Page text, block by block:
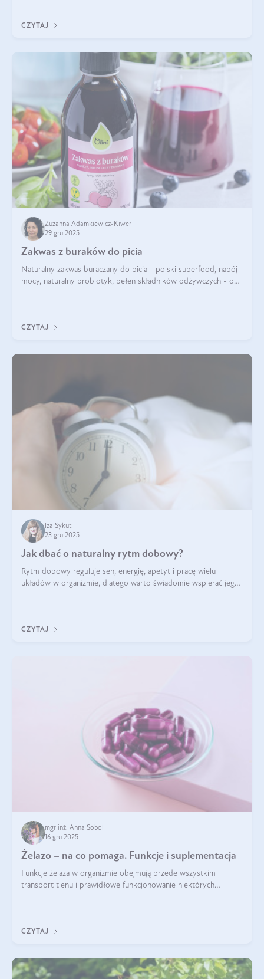
CZYTAJ
Zuzanna Adamkiewicz-Kiwer
29 gru 2025
Zakwas z buraków do picia
Naturalny zakwas buraczany do picia - polski superfood, napój
mocy, naturalny probiotyk, pełen składników odżywczych - o
CZYTAJ
Iza Sykut
23 gru 2025
Jak dbać o naturalny rytm dobowy?
Rytm dobowy reguluje sen, energię, apetyt i pracę wielu
układów w organizmie, dlatego warto świadomie wspierać jego
CZYTAJ
mgr inż. Anna Sobol
16 gru 2025
Żelazo – na co pomaga. Funkcje i suplementacja
Funkcje żelaza w organizmie obejmują przede wszystkim
transport tlenu i prawidłowe funkcjonowanie niektórych
CZYTAJ